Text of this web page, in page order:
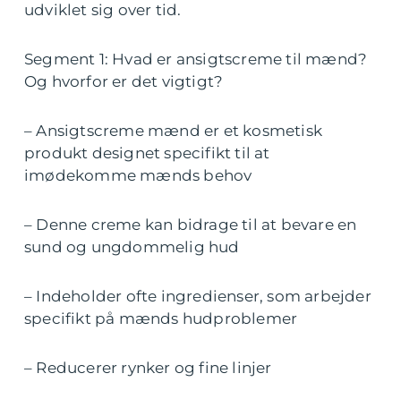
udviklet sig over tid.
Segment 1: Hvad er ansigtscreme til mænd?
Og hvorfor er det vigtigt?
– Ansigtscreme mænd er et kosmetisk
produkt designet specifikt til at
imødekomme mænds behov
– Denne creme kan bidrage til at bevare en
sund og ungdommelig hud
– Indeholder ofte ingredienser, som arbejder
specifikt på mænds hudproblemer
– Reducerer rynker og fine linjer